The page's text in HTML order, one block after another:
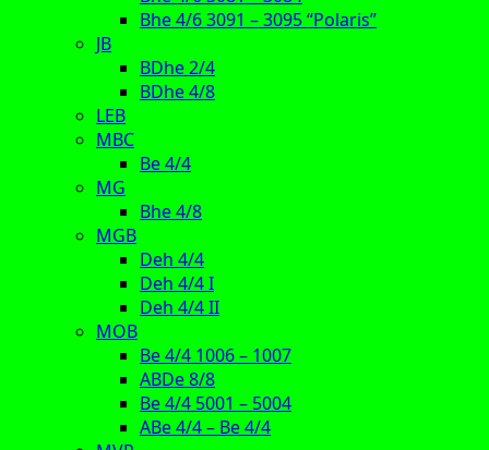
Bhe 4/6 3091 – 3095 “Polaris”
JB
BDhe 2/4
BDhe 4/8
LEB
MBC
Be 4/4
MG
Bhe 4/8
MGB
Deh 4/4
Deh 4/4 I
Deh 4/4 II
MOB
Be 4/4 1006 – 1007
ABDe 8/8
Be 4/4 5001 – 5004
ABe 4/4 – Be 4/4